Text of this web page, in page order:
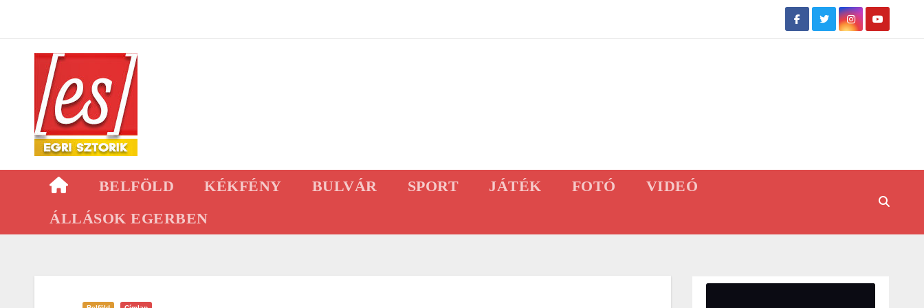
content
BELFÖLD KÉKFÉNY BULVÁR SPORT JÁTÉK FOTÓ
VIDEÓ
ÁLLÁSOK EGERBEN